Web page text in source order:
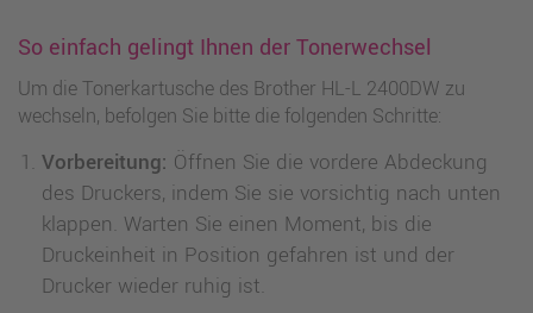
So einfach gelingt Ihnen der Tonerwechsel
Um die Tonerkartusche des Brother HL-L 2400DW zu
wechseln, befolgen Sie bitte die folgenden Schritte:
Vorbereitung: Öffnen Sie die vordere Abdeckung
des Druckers, indem Sie sie vorsichtig nach unten
klappen. Warten Sie einen Moment, bis die
Druckeinheit in Position gefahren ist und der
Drucker wieder ruhig ist.